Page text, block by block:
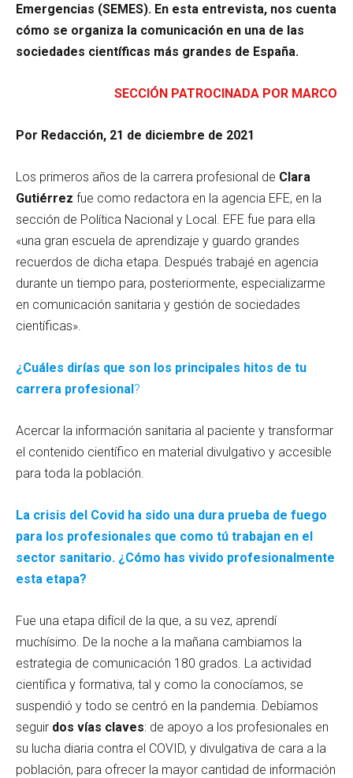
Emergencias (SEMES). En esta entrevista, nos cuenta
cómo se organiza la comunicación en una de las
sociedades científicas más grandes de España.
SECCIÓN PATROCINADA POR MARCO
Por Redacción, 21 de diciembre de 2021
Los primeros años de la carrera profesional de Clara
Gutiérrez fue como redactora en la agencia EFE, en la
sección de Política Nacional y Local. EFE fue para ella
«una gran escuela de aprendizaje y guardo grandes
recuerdos de dicha etapa. Después trabajé en agencia
durante un tiempo para, posteriormente, especializarme
en comunicación sanitaria y gestión de sociedades
científicas».
¿Cuáles dirías que son los principales hitos de tu
carrera profesional?
Acercar la información sanitaria al paciente y transformar
el contenido científico en material divulgativo y accesible
para toda la población.
La crisis del Covid ha sido una dura prueba de fuego
para los profesionales que como tú trabajan en el
sector sanitario. ¿Cómo has vivido profesionalmente
esta etapa?
Fue una etapa difícil de la que, a su vez, aprendí
muchísimo. De la noche a la mañana cambiamos la
estrategia de comunicación 180 grados. La actividad
científica y formativa, tal y como la conocíamos, se
suspendió y todo se centró en la pandemia. Debíamos
seguir dos vías claves: de apoyo a los profesionales en
su lucha diaria contra el COVID, y divulgativa de cara a la
población, para ofrecer la mayor cantidad de información